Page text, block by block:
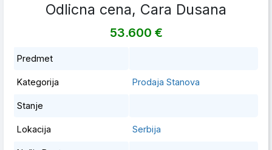
Odlicna cena, Cara Dusana
53.600 €
Predmet
Kategorija Prodaja Stanova
Stanje
Lokacija Serbija